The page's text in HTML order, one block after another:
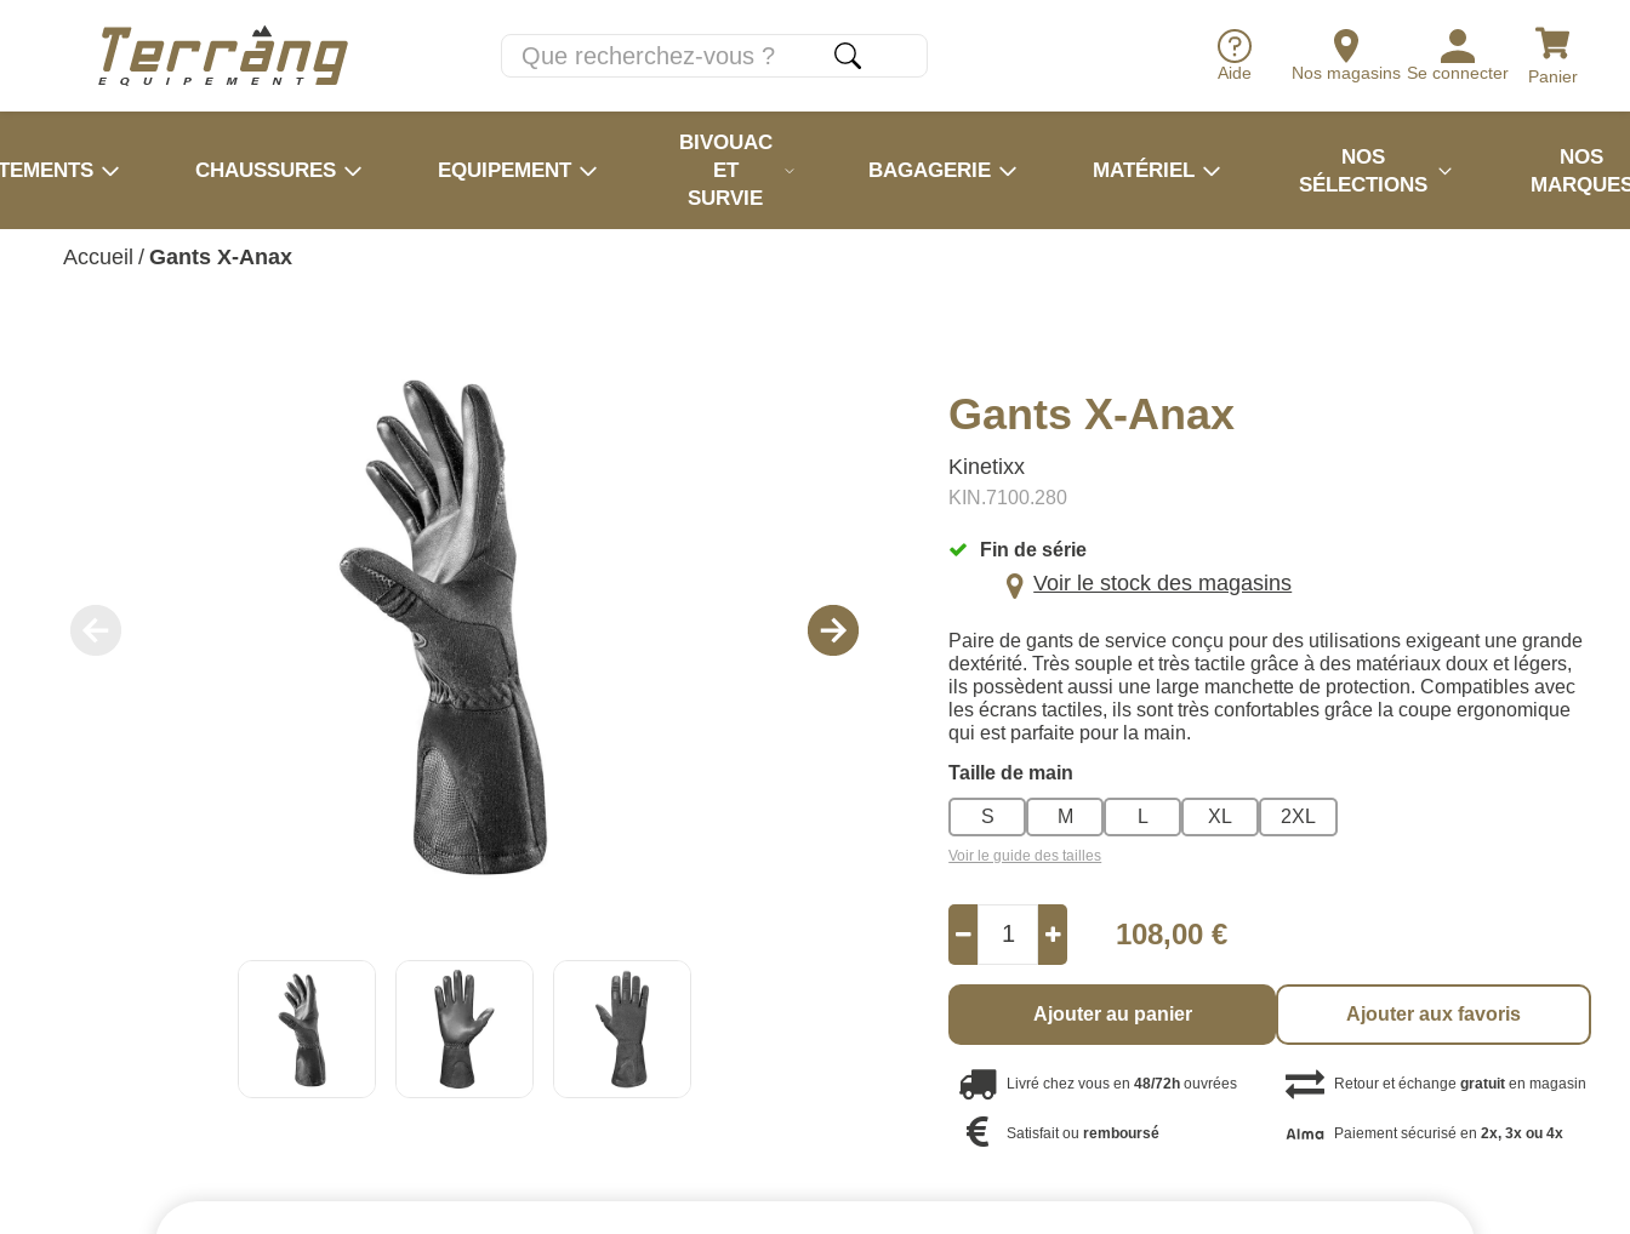
Aide Nos magasins Se connecter Panier
CHAUSSURES EQUIPEMENT
BIVOUAC
ET
SURVIE
BAGAGERIE MATÉRIEL
NOS
SÉLECTIONS
NOS
Accueil / Gants X-Anax
Gants X-Anax
Kinetixx
KIN.7100.280
Fin de série
Voir le stock des magasins
Paire de gants de service conçu pour des utilisations exigeant une grande
dextérité. Très souple et très tactile grâce à des matériaux doux et légers,
ils possèdent aussi une large manchette de protection. Compatibles avec
les écrans tactiles, ils sont très confortables grâce la coupe ergonomique
qui est parfaite pour la main.
Taille de main
S M L XL 2XL
Voir le guide des tailles
108,00 €
Ajouter au panier Ajouter aux favoris
Livré chez vous en48/72h ouvrées Retour et échange gratuiten magasin
Satisfait ouremboursé Paiement sécurisé en 2x, 3x ou 4x